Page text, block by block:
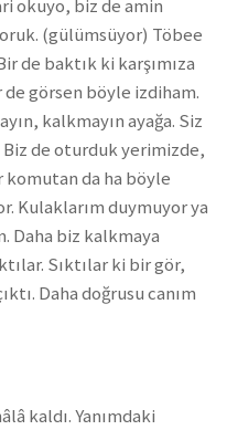
okuyo, biz de amin
(gülümsüyor) Töbee
de baktık ki karşımıza
görsen böyle izdiham.
kalkmayın ayağa. Siz
Biz de oturduk yerimizde,
komutan da ha böyle
Kulaklarım duymuyor ya
Daha biz kalkmaya
Sıktılar ki bir gör,
Daha doğrusu canım
kaldı. Yanımdaki